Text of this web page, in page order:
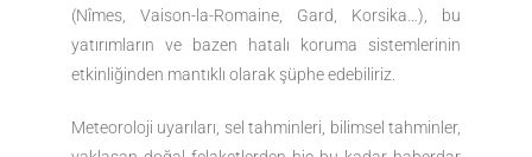
(Nîmes, Vaison-la-Romaine, Gard, Korsika…), bu
yatırımların ve bazen hatalı koruma sistemlerinin
etkinliğinden mantıklı olarak şüphe edebiliriz.
Meteoroloji uyarıları, sel tahminleri, bilimsel tahminler,